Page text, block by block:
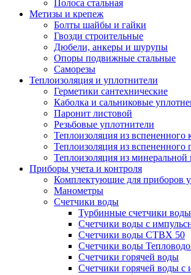
Полоса стальная
Метизы и крепеж
Болты шайбы и гайки
Гвозди строительные
Дюбели, анкеры и шурупы
Опоры подвижные стальные
Саморезы
Теплоизоляция и уплотнители
Герметики сантехнические
Каболка и сальниковые
Паронит листовой
Резьбовые уплотнители
Теплоизоляция из вспененного
Теплоизоляция из вспененного
Теплоизоляция из минеральной
Приборы учета и контроля
Комплектующие для приборов
Манометры
Счетчики воды
Турбинные счетчики
Счетчики воды с
Счетчики воды СТВХ 50
Счетчики воды
Счетчики горячей воды
Счетчики горячей воды